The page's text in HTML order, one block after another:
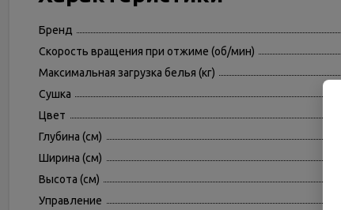
Бренд
Скорость вращения при отжиме (об/мин)
Максимальная загрузка белья (кг)
Сушка
Цвет
Глубина (см)
Ширина (см)
Высота (см)
Управление